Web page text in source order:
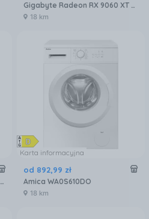
Gigabyte Radeon RX 9060 XT GAMING OC 16GB GDDR6 FSR (GVR9060XTGAMINGOC16GD)
18 km
Samsung Galaxy S25 SM-S931 12/256GB Czarny
Karta informacyjna
od 892,99 zł
Amica WA0S610DO
18 km